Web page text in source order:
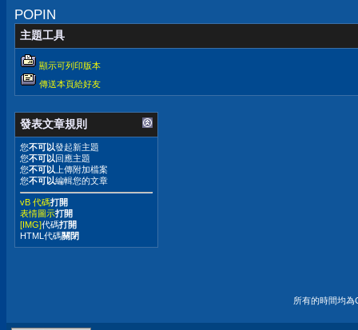
POPIN
主題工具
顯示可列印版本
傳送本頁給好友
發表文章規則
您不可以發起新主題
您不可以 回應主題
您不可以 上傳附加檔案
您不可以編輯您的文章
vB 代碼打開
表情圖示打開
[IMG]代碼打開
HTML代碼關閉
所有的時間均為